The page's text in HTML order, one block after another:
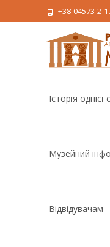
+38-04573-2-
Історія однієї
Музейний
Відвідувачам